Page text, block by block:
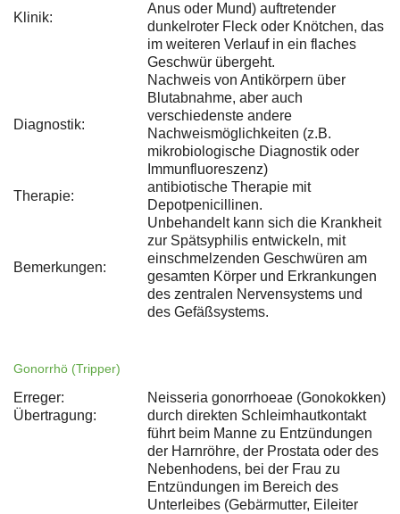
Klinik:
Anus oder Mund) auftretender
dunkelroter Fleck oder Knötchen, das
im weiteren Verlauf in ein flaches
Geschwür übergeht.
Diagnostik:
Nachweis von Antikörpern über
Blutabnahme, aber auch
verschiedenste andere
Nachweismöglichkeiten (z.B.
mikrobiologische Diagnostik oder
Immunfluoreszenz)
Therapie:
antibiotische Therapie mit
Depotpenicillinen.
Bemerkungen:
Unbehandelt kann sich die Krankheit
zur Spätsyphilis entwickeln, mit
einschmelzenden Geschwüren am
gesamten Körper und Erkrankungen
des zentralen Nervensystems und
des Gefäßsystems.
Gonorrhö (Tripper)
Erreger:
Neisseria gonorrhoeae (Gonokokken)
Übertragung:
durch direkten Schleimhautkontakt
führt beim Manne zu Entzündungen
der Harnröhre, der Prostata oder des
Nebenhodens, bei der Frau zu
Entzündungen im Bereich des
Unterleibes (Gebärmutter, Eileiter